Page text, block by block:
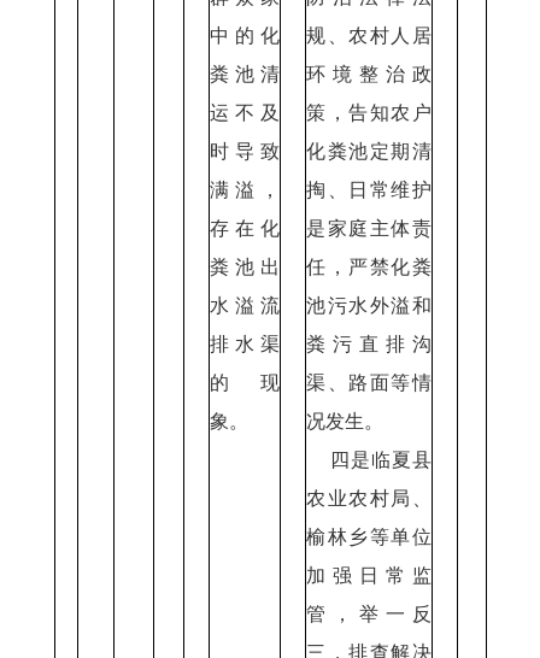
中的化
粪池清
运不及
时导致
满溢，
存在化
粪池出
水溢流
排水渠
的现
象。
规、农村人居
环境整治政
策，告知农户
化粪池定期清
掏、日常维护
是家庭主体责
任，严禁化粪
池污水外溢和
粪污直排沟
渠、路面等情
况发生。
四是临夏县
农业农村局、
榆林乡等单位
加强日常监
管，举一反
三，排查解决